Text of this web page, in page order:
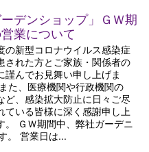
ーデンショップ」ＧＷ期
業について
の新型コロナウイルス感染症
された方とご家族・関係者の
謹んでお見舞い申し上げま
た、医療機関や行政機関の
ど、感染拡大防止に日々ご尽
ている皆様に深く感謝申し上
。 ＧＷ期間中、弊社ガーデニ
。 営業日は...